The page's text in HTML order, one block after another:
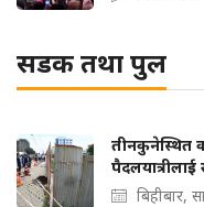
सडक तथा पुल
तीनकुनेस्थित
पैदलयात्रीलाई
बिहीबार,